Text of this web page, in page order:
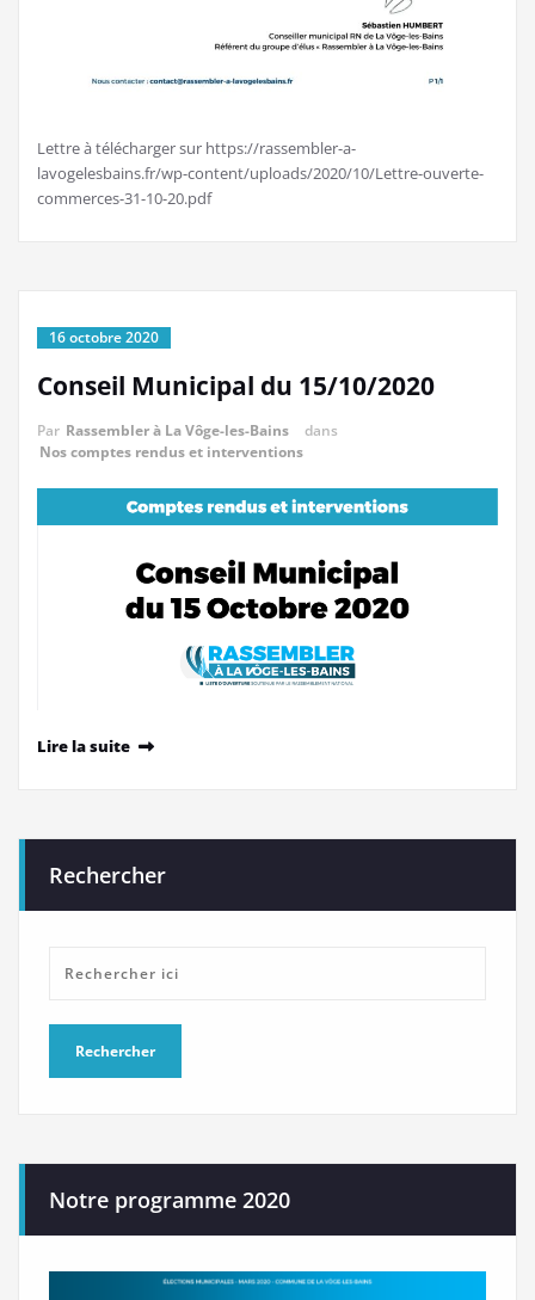
Lettre à télécharger sur https://rassembler-a-
lavogelesbains.fr/wp-content/uploads/2020/10/Lettre-ouverte-
commerces-31-10-20.pdf
16 octobre 2020
Conseil Municipal du 15/10/2020
Par Rassembler à La Vôge-les-Bains
dans
Nos comptes rendus et interventions
Lire la suite
Rechercher
Notre programme 2020